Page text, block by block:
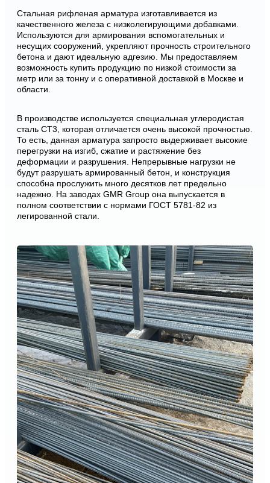
Стальная рифленая арматура изготавливается из
качественного железа с низколегирующими добавками.
Используются для армирования вспомогательных и
несущих сооружений, укрепляют прочность строительного
бетона и дают идеальную адгезию. Мы предоставляем
возможность купить продукцию по низкой стоимости за
метр или за тонну и с оперативной доставкой в Москве и
области.
В производстве используется специальная углеродистая
сталь СТ3, которая отличается очень высокой прочностью.
То есть, данная арматура запросто выдерживает высокие
перегрузки на изгиб, сжатие и растяжение без
деформации и разрушения. Непрерывные нагрузки не
будут разрушать армированный бетон, и конструкция
способна прослужить много десятков лет предельно
надежно. На заводах GMR Group она выпускается в
полном соответствии с нормами ГОСТ 5781-82 из
легированной стали.